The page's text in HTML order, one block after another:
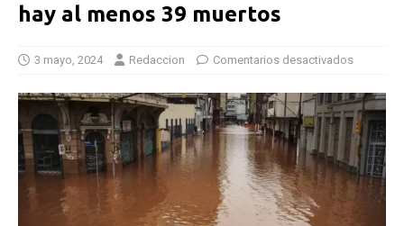
hay al menos 39 muertos
3 mayo, 2024 Redaccion Comentarios desactivados